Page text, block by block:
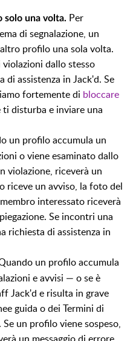
solo una volta. Per
di segnalazione, un
profilo una sola volta.
dallo stesso
assistenza in Jack'd. Se
fortemente di bloccare
disturba e inviare una
un profilo accumula un
o viene esaminato dallo
violazione, riceverà un
riceve un avviso, la foto del
interessato riceverà
Se incontri una
richiesta di assistenza in
un profilo accumula
e avvisi — o se è
Jack'd e risulta in grave
guida o dei Termini di
un profilo viene sospeso,